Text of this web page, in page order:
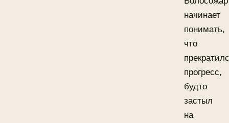
начинает
понимать,
что
прогресс,
будто
застыл
на